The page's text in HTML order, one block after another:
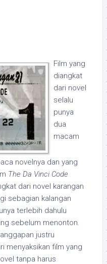
Film yang
diangkat
dari novel
selalu
punya
dua
macam
novelnya dan yang
The Da Vinci Code
dari novel karangan
sebagian kalangan
terlebih dahulu
sebelum menonton.
justru
menyaksikan film yang
tanpa harus